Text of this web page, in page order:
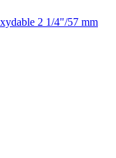
2 1/4"/57 mm